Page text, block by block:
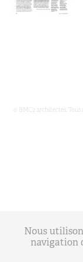
© BMC2 architectes. Tous
Nous
navigation